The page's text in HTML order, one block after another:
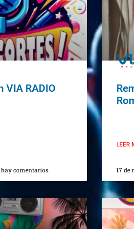
VIA RADIO
hay comentarios
LEER
17 de